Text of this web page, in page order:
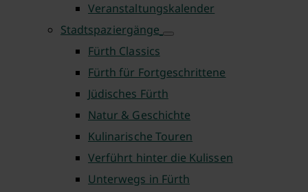
Veranstaltungskalender
Stadtspaziergänge
Fürth Classics
Fürth für Fortgeschrittene
Jüdisches Fürth
Natur & Geschichte
Kulinarische Touren
Verführt hinter die Kulissen
Unterwegs in Fürth